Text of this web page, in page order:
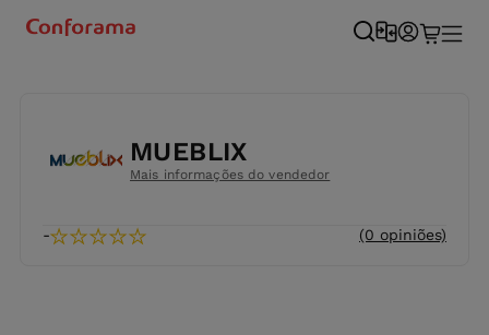
MUEBLIX
Mais informações do vendedor
-★★★★★ (0 opiniões)